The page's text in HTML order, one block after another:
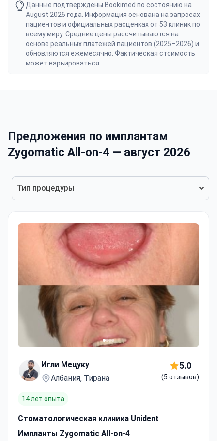
Данные подтверждены Bookimed по состоянию на
August 2026 года. Информация основана на запросах
пациентов и официальных расценках от 53 клиник по
всему миру. Средние цены рассчитываются на
основе реальных платежей пациентов (2025–2026) и
обновляются ежемесячно. Фактическая стоимость
может варьироваться.
Предложения по имплантам
Zygomatic All-on-4 — август 2026
Тип процедуры
Игли Мецуку
Албания, Тирана
5.0
(5 отзывов)
14 лет опыта
Стоматологическая клиника Unident
Импланты Zygomatic All-on-4